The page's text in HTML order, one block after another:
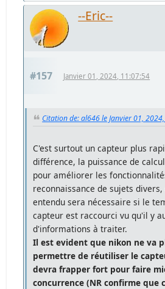
--Eric--
#157 Janvier 01, 2024, 11:07:54
Citation de: al646 le Janvier 01,
C'est surtout un capteur plus
différence, la puissance de
pour améliorer les
reconnaissance de sujets
entendu sera nécessaire si le
capteur est raccourci vu qu'il y
d'informations à traiter.
Il est evident que nikon ne va
permettre de réutiliser le
devra frapper fort pour faire
concurrence (NR confirme que